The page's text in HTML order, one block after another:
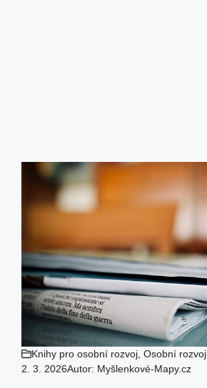
Knihy pro osobní rozvoj Osobní rozvoj
2. 3. 2026Autor: Myšlenkové-Mapy.cz